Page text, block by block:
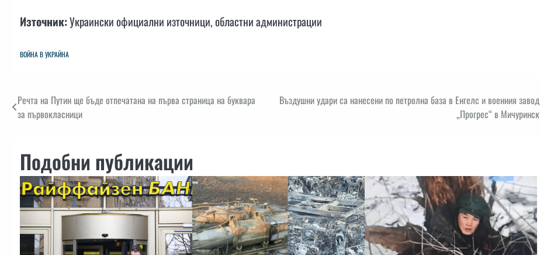
Източник:Украински официални източници, областни администрации
ВОЙНА В УКРАЙНА
Навигация
Речта на Путин ще бъде отпечатана на първа страница на буквара
за първокласници
Въздушни удари са нанесени по петролна база в Енгелс и военния завод
„Прогрес“ в Мичуринск
Подобни публикации